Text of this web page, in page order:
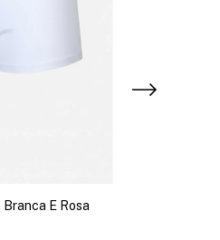
E Rosa